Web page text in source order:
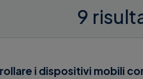
9
i dispositivi mobili